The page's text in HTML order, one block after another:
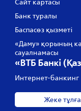
Сайт картасы
Банк туралы
Баспасөз қызметі
«Даму» қорының
сауалнамасы
«ВТБ Банкі
Интернет-банкинг
Жеке